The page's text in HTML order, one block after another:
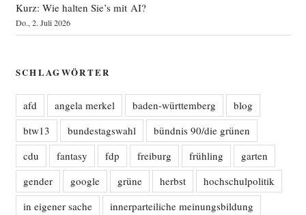
Kurz: Wie halten Sie’s mit AI?
Do., 2. Juli 2026
SCHLAGWÖRTER
afd angela merkel baden-württemberg
blog
btw13
bundestagswahl
bündnis 90/die grünen
cdu
fantasy fdp freiburg frühling
garten
gender
google grüne herbst
hochschulpolitik
in eigener sache
innerparteiliche meinungsbildung